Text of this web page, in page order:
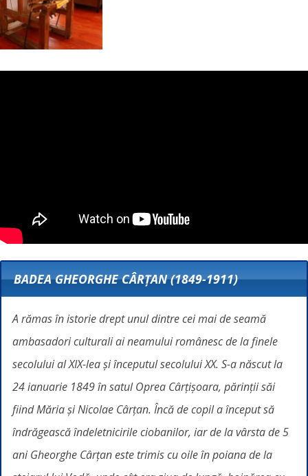
BADEA GHEORGHE CÂRȚAN (1849-1911)
A rămas în istorie drept unul dintre cei mai de seamă
ambasadori culturali ai neamului românesc de la finele
secolului al XIX-lea și începutul secolului XX. S-a născut la
24 ianuarie 1849 în satul Oprea Cârțișoara, părinții săi
fiind Măria și Nicolae Cârțan. Încă de copil a început să
îndrăgească îndeletnicirile ciobanilor, iar de la vârsta de 5
ani Gheorghe Cârțan este trimis cu oile în poiana de la